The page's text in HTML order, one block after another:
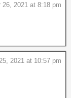
26, 2021 at 8:18 pm
2021 at 10:57 pm